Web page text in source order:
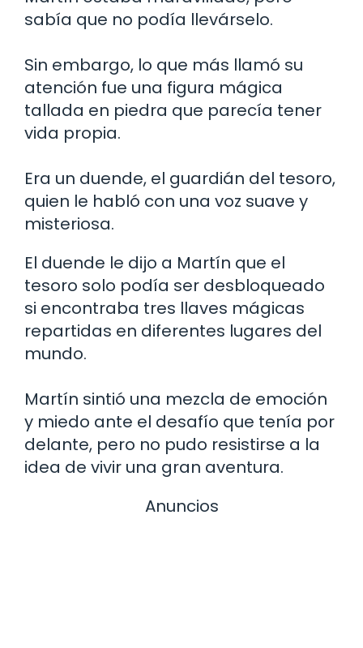
sabía que no podía llevárselo.
Sin embargo, lo que más llamó su
atención fue una figura mágica
tallada en piedra que parecía tener
vida propia.
Era un duende, el guardián del tesoro,
quien le habló con una voz suave y
misteriosa.
El duende le dijo a Martín que el
tesoro solo podía ser desbloqueado
si encontraba tres llaves mágicas
repartidas en diferentes lugares del
mundo.
Martín sintió una mezcla de emoción
y miedo ante el desafío que tenía por
delante, pero no pudo resistirse a la
idea de vivir una gran aventura.
Anuncios